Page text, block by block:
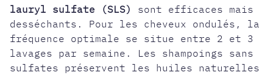
lauryl sulfate (SLS)
sont efficaces mais
desséchants. Pour les cheveux ondulés, la
fréquence optimale se situe entre 2 et 3
lavages par semaine. Les shampoings sans
sulfates préservent les huiles naturelles